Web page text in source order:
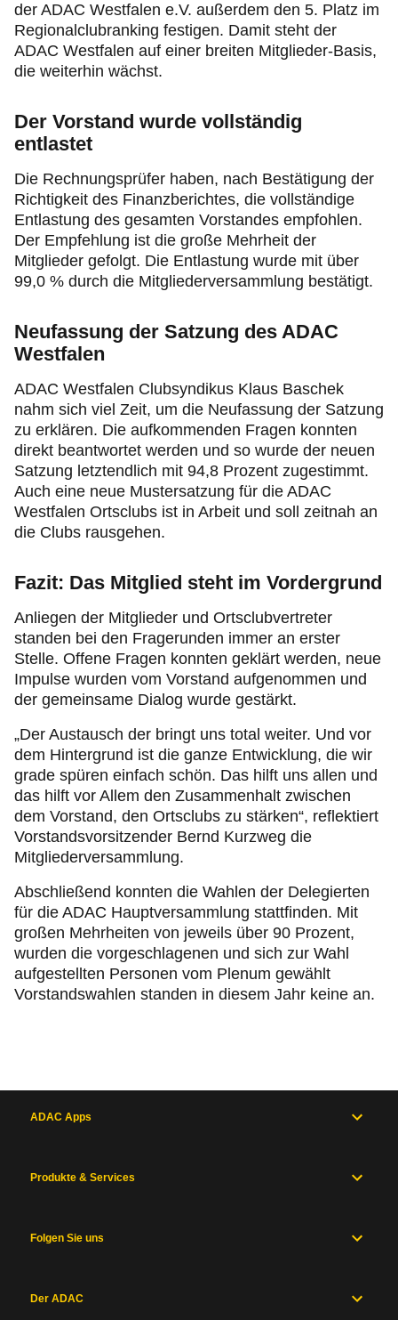
der ADAC Westfalen e.V. außerdem den 5. Platz im
Regionalclubranking festigen. Damit steht der
ADAC Westfalen auf einer breiten Mitglieder-Basis,
die weiterhin wächst.
Der Vorstand wurde vollständig
entlastet
Die Rechnungsprüfer haben, nach Bestätigung der
Richtigkeit des Finanzberichtes, die vollständige
Entlastung des gesamten Vorstandes empfohlen.
Der Empfehlung ist die große Mehrheit der
Mitglieder gefolgt. Die Entlastung wurde mit über
99,0 % durch die Mitgliederversammlung bestätigt.
Neufassung der Satzung des ADAC
Westfalen
ADAC Westfalen Clubsyndikus Klaus Baschek
nahm sich viel Zeit, um die Neufassung der Satzung
zu erklären. Die aufkommenden Fragen konnten
direkt beantwortet werden und so wurde der neuen
Satzung letztendlich mit 94,8 Prozent zugestimmt.
Auch eine neue Mustersatzung für die ADAC
Westfalen Ortsclubs ist in Arbeit und soll zeitnah an
die Clubs rausgehen.
Fazit: Das Mitglied steht im Vordergrund
Anliegen der Mitglieder und Ortsclubvertreter
standen bei den Fragerunden immer an erster
Stelle. Offene Fragen konnten geklärt werden, neue
Impulse wurden vom Vorstand aufgenommen und
der gemeinsame Dialog wurde gestärkt.
„Der Austausch der bringt uns total weiter. Und vor
dem Hintergrund ist die ganze Entwicklung, die wir
grade spüren einfach schön. Das hilft uns allen und
das hilft vor Allem den Zusammenhalt zwischen
dem Vorstand, den Ortsclubs zu stärken“, reflektiert
Vorstandsvorsitzender Bernd Kurzweg die
Mitgliederversammlung.
Abschließend konnten die Wahlen der Delegierten
für die ADAC Hauptversammlung stattfinden. Mit
großen Mehrheiten von jeweils über 90 Prozent,
wurden die vorgeschlagenen und sich zur Wahl
aufgestellten Personen vom Plenum gewählt
Vorstandswahlen standen in diesem Jahr keine an.
ADAC Apps
Produkte & Services
Folgen Sie uns
Der ADAC